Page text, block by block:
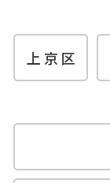
上京区